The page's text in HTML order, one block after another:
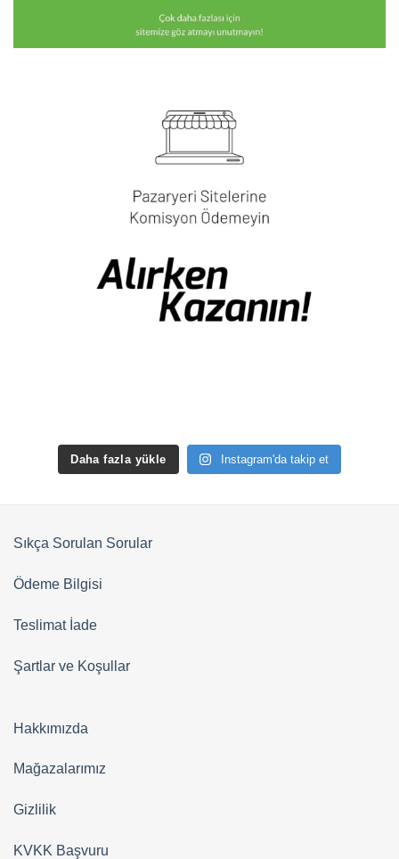
Daha fazla yükle Instagram'da takip et
Sıkça Sorulan Sorular
Ödeme Bilgisi
Teslimat İade
Şartlar ve Koşullar
Hakkımızda
Mağazalarımız
Gizlilik
KVKK Başvuru